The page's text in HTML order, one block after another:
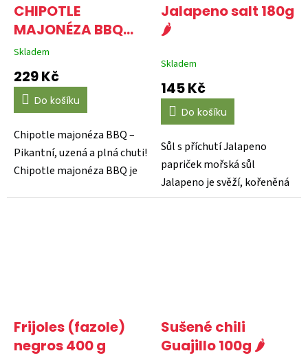
CHIPOTLE
MAJONÉZA BBQ
955ML 🌶️
Průměrné
hodnocení
produktu
5,0
5
hvězdiček.
Skladem
229 Kč
Do košíku
Chipotle majonéza BBQ –
Pikantní, uzená a plná chuti!
Chipotle majonéza BBQ je
Jalapeno salt 180g
🌶️
Skladem
145 Kč
Do košíku
Sůl s příchutí Jalapeno
papriček mořská sůl
Jalapeno je svěží, kořeněná
kombinace sušených...
Frijoles (fazole)
negros 400 g
Sušené chili
Guajillo 100g 🌶️